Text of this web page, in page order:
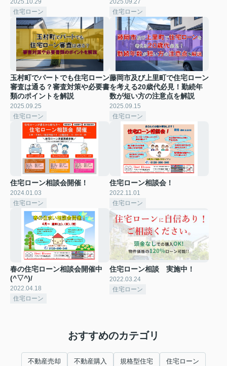
住宅ローン
住宅ローン
玉村町でパートでも住宅ローン
審査は通る？審査対策や必要書
類のポイントを解説
2025.09.25
住宅ローン
藤岡市及び上里町で住宅ローン
を考える20歳代必見！勤続年
数が短い方の注意点を解説
2025.09.15
住宅ローン
住宅ローン相談会開催！
2024.01.03
住宅ローン
住宅ローン相談会！
2022.11.01
住宅ローン
春の住宅ローン相談会開催中
(^▽^)/
2022.04.18
住宅ローン
住宅ローン相談 実施中！
2022.03.24
住宅ローン
おすすめのカテゴリ
不動産売却 不動産購入 規格型住宅 住宅ローン